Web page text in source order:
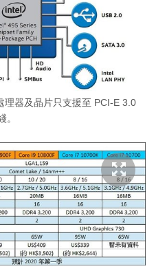
器及晶片只支援至 PCI-E 3.0
。